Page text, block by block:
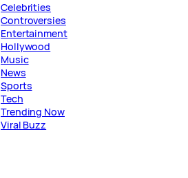
Celebrities
Controversies
Entertainment
Hollywood
Music
News
Sports
Tech
Trending Now
Viral Buzz